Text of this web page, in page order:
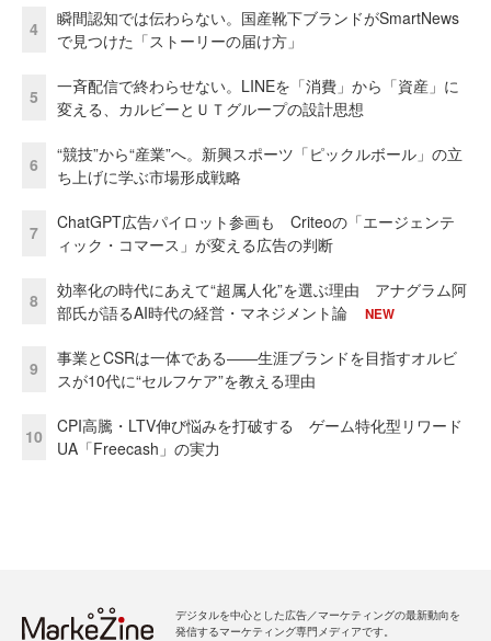
4
瞬間認知では伝わらない。国産靴下ブランドがSmartNews
で見つけた「ストーリーの届け方」
5
一斉配信で終わらせない。LINEを「消費」から「資産」に
変える、カルビーとＵＴグループの設計思想
6
“競技”から“産業”へ。新興スポーツ「ピックルボール」の立
ち上げに学ぶ市場形成戦略
7
ChatGPT広告パイロット参画も Criteoの「エージェンテ
ィック・コマース」が変える広告の判断
8
効率化の時代にあえて“超属人化”を選ぶ理由 アナグラム阿
部氏が語るAI時代の経営・マネジメント論
NEW
9
事業とCSRは一体である――生涯ブランドを目指すオルビ
スが10代に“セルフケア”を教える理由
10
CPI高騰・LTV伸び悩みを打破する ゲーム特化型リワード
UA「Freecash」の実力
デジタルを中心とした広告／マーケティングの最新動向を
発信するマーケティング専門メディアです。